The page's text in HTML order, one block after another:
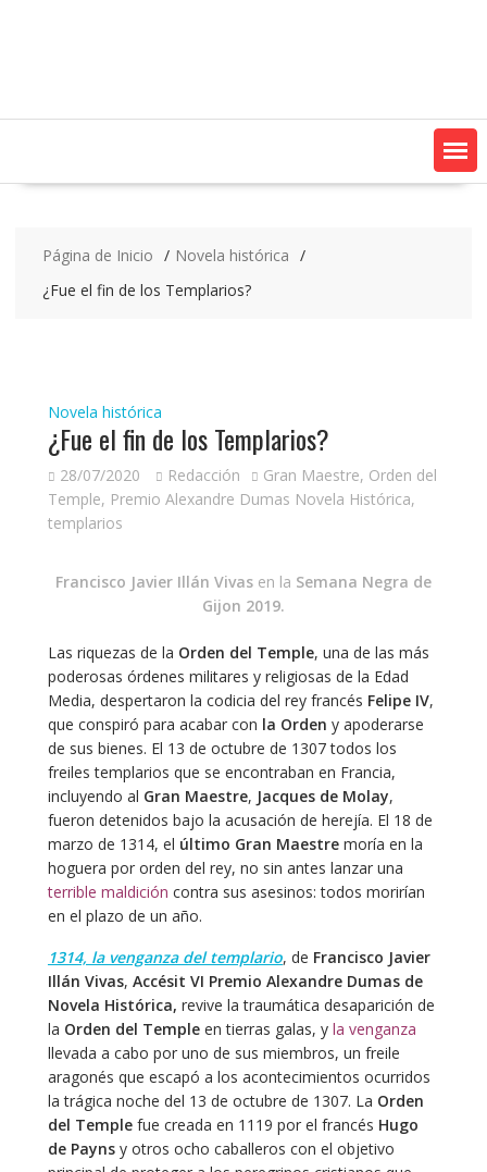
Página de Inicio
Novela histórica
¿Fue el fin de los Templarios?
Novela histórica
¿Fue el fin de los Templarios?
28/07/2020 Redacción Gran Maestre, Orden del
Temple, Premio Alexandre Dumas Novela Histórica,
templarios
Francisco Javier Illán Vivasen la Semana Negra de
Gijon 2019.
Las riquezas de la Orden del Temple, una de las más
poderosas órdenes militares y religiosas de la Edad
Media, despertaron la codicia del rey francés Felipe IV,
que conspiró para acabar con la Orden y apoderarse
de sus bienes. El 13 de octubre de 1307 todos los
freiles templarios que se encontraban en Francia,
incluyendo al Gran Maestre, Jacques de Molay,
fueron detenidos bajo la acusación de herejía. El 18 de
marzo de 1314, el último Gran Maestremoría en la
hoguera por orden del rey, no sin antes lanzar una
terrible maldición contra sus asesinos: todos morirían
en el plazo de un año.
1314, la venganza del templario, de Francisco Javier
Illán Vivas, Accésit VI Premio Alexandre Dumas de
Novela Histórica, revive la traumática desaparición de
la Orden del Temple en tierras galas, y la venganza
llevada a cabo por uno de sus miembros, un freile
aragonés que escapó a los acontecimientos ocurridos
la trágica noche del 13 de octubre de 1307. La Orden
del Templefue creada en 1119 por el francés Hugo
de Paynsy otros ocho caballeros con el objetivo